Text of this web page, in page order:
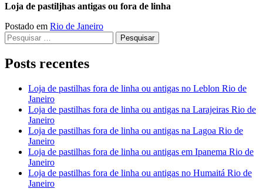
Loja de pastiljhas antigas ou fora de linha
Postado em Rio de Janeiro
Pesquisar
por:
Posts recentes
Loja de pastilhas fora de linha ou antigas no Leblon Rio de
Janeiro
Loja de pastilhas fora de linha ou antigas na Larajeiras Rio de
Janeiro
Loja de pastilhas fora de linha ou antigas na Lagoa Rio de
Janeiro
Loja de pastilhas fora de linha ou antigas em Ipanema Rio de
Janeiro
Loja de pastilhas fora de linha ou antigas no Humaitá Rio de
Janeiro